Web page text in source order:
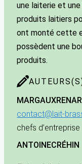
une laiterie et
produits laitiers
ont monté cette
possèdent une
produits.
MARGAUX
contact@lait-
chefs d’entreprise
ANTOINECRÉHIN